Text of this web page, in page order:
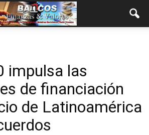
impulsa las
de financiación
de Latinoamérica